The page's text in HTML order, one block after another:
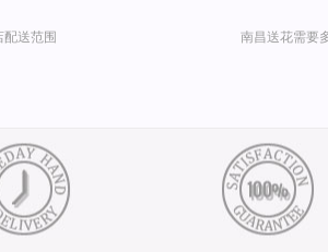
配送范围 南昌送花需要